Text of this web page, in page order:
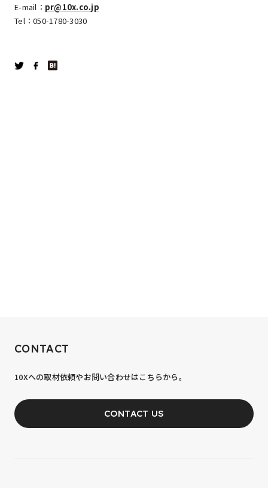
E-mail： pr@10x.co.jp
Tel：050-1780-3030
あなたの力が、必要です。
JOIN OUR TEAM
CONTACT
10Xへの取材依頼やお問い合わせはこちらから。
CONTACT US